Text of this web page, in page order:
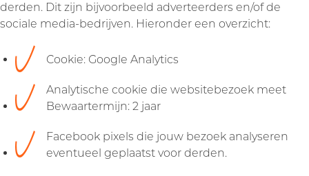
derden. Dit zijn bijvoorbeeld adverteerders en/of de
sociale media-bedrijven. Hieronder een overzicht:
Cookie: Google Analytics
Analytische cookie die websitebezoek meet
Bewaartermijn: 2 jaar
Facebook pixels die jouw bezoek analyseren
eventueel geplaatst voor derden.